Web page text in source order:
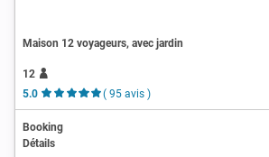
Maison 12 voyageurs, avec jardin
12
5.0
( 95 avis )
Booking
Détails